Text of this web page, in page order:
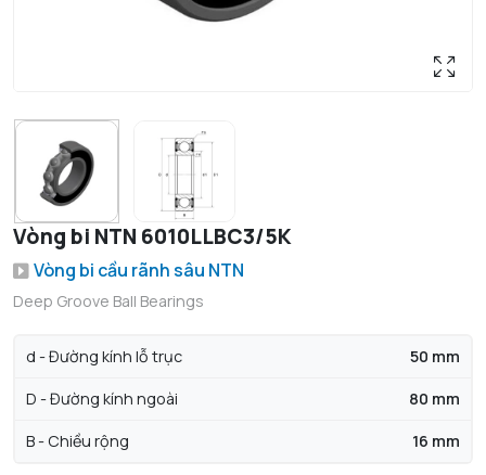
Vòng bi NTN 6010LLBC3/5K
Vòng bi cầu rãnh sâu NTN
Deep Groove Ball Bearings
d - Đường kính lỗ trục 50 mm
D - Đường kính ngoài 80 mm
B - Chiều rộng 16 mm